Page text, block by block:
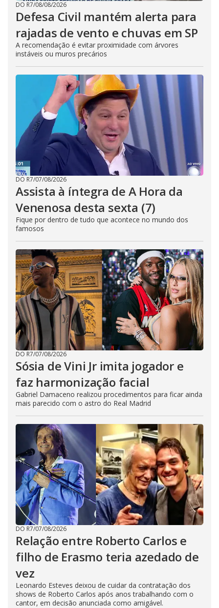
DO R7/08/08/2026
Defesa Civil mantém alerta para
rajadas de vento e chuvas em SP
A recomendação é evitar proximidade com árvores
instáveis ou muros precários
DO R7/07/08/2026
Assista à íntegra de A Hora da
Venenosa desta sexta (7)
Fique por dentro de tudo que acontece no mundo dos
famosos
DO R7/07/08/2026
Sósia de Vini Jr imita jogador e
faz harmonização facial
Gabriel Damaceno realizou procedimentos para ficar ainda
mais parecido com o astro do Real Madrid
DO R7/07/08/2026
Relação entre Roberto Carlos e
filho de Erasmo teria azedado de
vez
Leonardo Esteves deixou de cuidar da contratação dos
shows de Roberto Carlos após anos trabalhando com o
cantor, em decisão anunciada como amigável.